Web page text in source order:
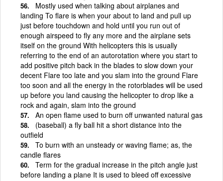
Mostly used when talking about airplanes and
landing To flare is when your about to land and pull up
just before touchdown and hold until you run out of
enough airspeed to fly any more and the airplane sets
itself on the ground With helicopters this is usually
referring to the end of an autorotation where you start to
add positive pitch back in the blades to slow down your
decent Flare too late and you slam into the ground Flare
too soon and all the energy in the rotorblades will be used
up before you land causing the helicopter to drop like a
rock and again, slam into the ground
An open flame used to burn off unwanted natural gas
(baseball) a fly ball hit a short distance into the
outfield
To burn with an unsteady or waving flame; as, the
candle flares
Term for the gradual increase in the pitch angle just
before landing a plane It is used to bleed off excessive